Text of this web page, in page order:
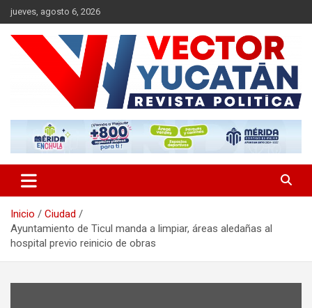
Saltar
al
contenido
jueves, agosto 6, 2026
Vector Yucatán
Inicio
Ciudad
Ayuntamiento de Ticul manda a limpiar, áreas aledañas al
hospital previo reinicio de obras